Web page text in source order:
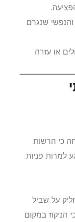
: פיצוי בגין
כי הרשות
פניות
על שביל